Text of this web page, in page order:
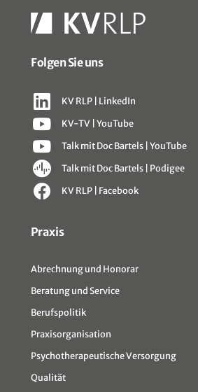
Sitemap
Praxis
Abrechnung und Honorar
Beratung und Service
Berufspolitik
Praxisorganisation
Psychotherapeutische Versorgung
Qualität
Folgen Sie uns
KV RLP | LinkedIn
KV-TV | YouTube
Talk mit Doc Bartels | YouTube
Talk mit Doc Bartels | Podigee
KV RLP | Facebook